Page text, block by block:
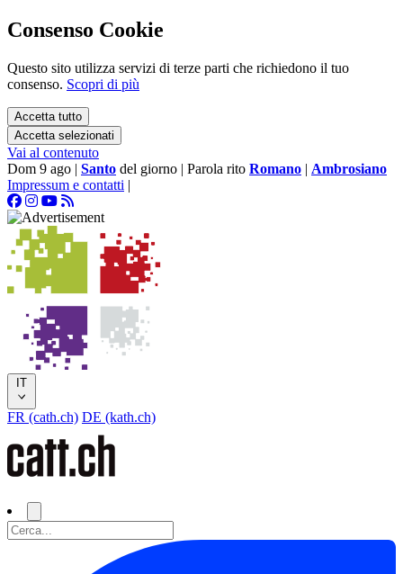
Consenso Cookie
Questo sito utilizza servizi di terze parti che richiedono il tuo
consenso. Scopri di più
Accetta tutto
Accetta selezionati
Vai al contenuto
Dom 9 ago | Santo del giorno | Parola rito Romano | Ambrosiano
Impressum e contatti |
IT
FR (cath.ch) DE (kath.ch)